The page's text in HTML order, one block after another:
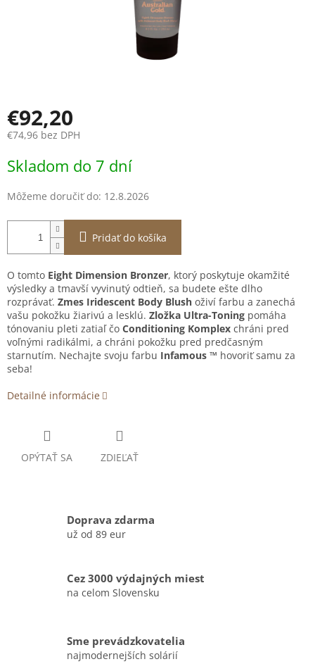
€92,20
€74,96 bez DPH
cena:
Skladom do 7 dní
Môžeme doručiť do: 12.8.2026
Pridať do košíka
O tomto Eight Dimension Bronzer, ktorý poskytuje okamžité
výsledky a tmavší vyvinutý odtieň, sa budete ešte dlho
rozprávať. Zmes Iridescent Body Blush oživí farbu a zanechá
vašu pokožku žiarivú a lesklú. Zložka Ultra-Toning pomáha
tónovaniu pleti zatiaľ čo Conditioning Komplex chráni pred
voľnými radikálmi, a chráni pokožku pred predčasným
starnutím. Nechajte svoju farbu Infamous ™ hovoriť samu za
seba!
Detailné informácie
OPÝTAŤ SA ZDIEĽAŤ
Doprava zdarma
už od 89 eur
Cez 3000 výdajných miest
na celom Slovensku
Sme prevádzkovatelia
najmodernejších solárií